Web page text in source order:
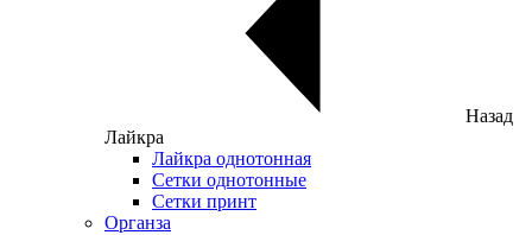
Назад
Лайкра
Лайкра однотонная
Сетки однотонные
Сетки принт
Органза